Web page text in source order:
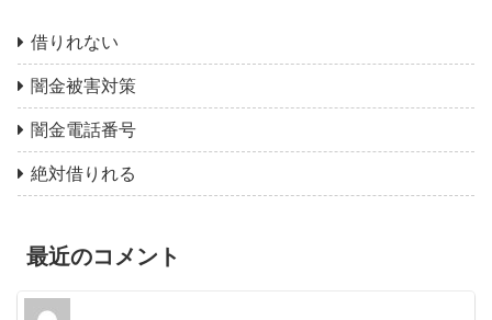
借りれない
闇金被害対策
闇金電話番号
絶対借りれる
最近のコメント